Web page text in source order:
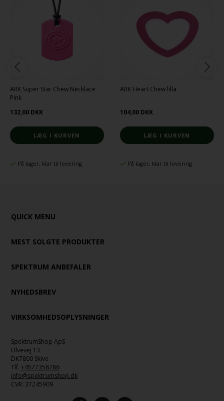
ARK Super Star Chew Necklace
Pink
132,00 DKK
På lager, klar til levering
ARK Heart Chew lilla
104,00 DKK
På lager, klar til levering
QUICK MENU
MEST SOLGTE PRODUKTER
SPEKTRUM ANBEFALER
NYHEDSBREV
VIRKSOMHEDSOPLYSNINGER
SpektrumShop ApS
Ulvevej 13
DK7800 Skive
Tlf. +4577358786
info@spektrumshop.dk
CVR: 37245909